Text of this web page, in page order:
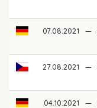
07.08.2021 —
27.08.2021 —
04.10.2021 —